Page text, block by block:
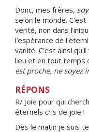
Donc, mes frères,
selon le monde.
vérité, non dans
l'espérance de
vanité. C'est ainsi
lieu et en tout temps
est proche, ne soyez
RÉPONS
R/ Joie pour qui
éternels cris de joie !
Dès le matin je suis